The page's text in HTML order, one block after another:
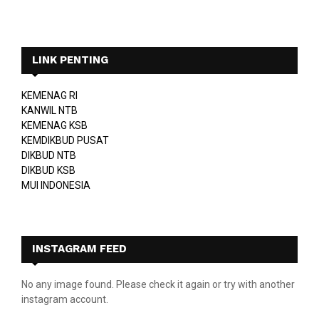
LINK PENTING
KEMENAG RI
KANWIL NTB
KEMENAG KSB
KEMDIKBUD PUSAT
DIKBUD NTB
DIKBUD KSB
MUI INDONESIA
INSTAGRAM FEED
No any image found. Please check it again or try with another
instagram account.